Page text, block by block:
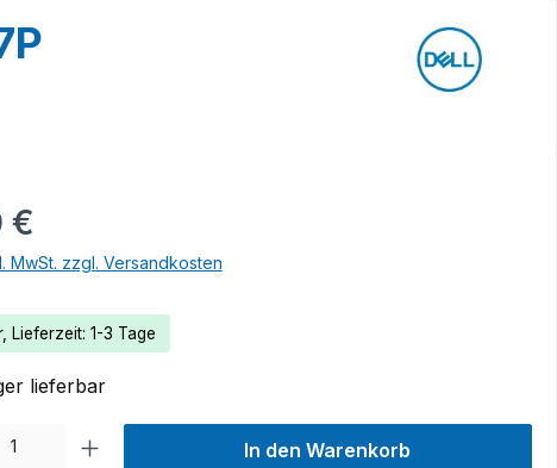
€
MwSt. zzgl. Versandkosten
Lieferzeit: 1-3 Tage
lieferbar
Gib den gewünschten Wert ein oder benutze die Schaltflächen um die
In den Warenkorb